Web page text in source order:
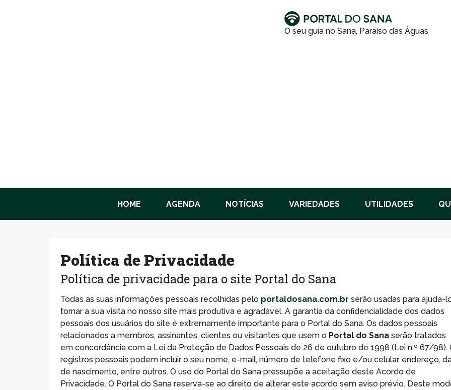
HOME AGENDA NOTÍCIAS VARIEDADES UTILIDADES
Política de Privacidade
Política de privacidade para o site Portal do Sana
Todas as suas informações pessoais recolhidas pelo portaldosana.com.br serão usadas para ajuda-
tornar a sua visita no nosso site mais produtiva e agradável. A garantia da confidencialidade dos dados
pessoais dos usuários do site é extremamente importante para o Portal do Sana. Os dados pessoais
relacionados a membros, assinantes, clientes ou visitantes que usem o Portal do Sana serão tratados
em concordância com a Lei da Proteção de Dados Pessoais de 26 de outubro de 1998 (Lei n.º 67/98).
registros pessoais podem incluir o seu nome, e-mail, número de telefone fixo e/ou celular, endereço,
de nascimento, entre outros. O uso do Portal do Sana pressupõe a aceitação deste Acordo de
Privacidade. O Portal do Sana reserva-se ao direito de alterar este acordo sem aviso prévio. Deste